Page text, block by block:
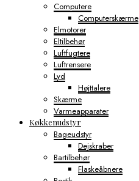
Computere
Computerskærme
Elmotorer
Eltilbehør
Luftfugtere
Luftrensere
Lyd
Højttalere
Skærme
Varmeapparater
Køkkenudstyr
Bageudstyr
Dejskraber
Bartilbehør
Flaskeåbnere